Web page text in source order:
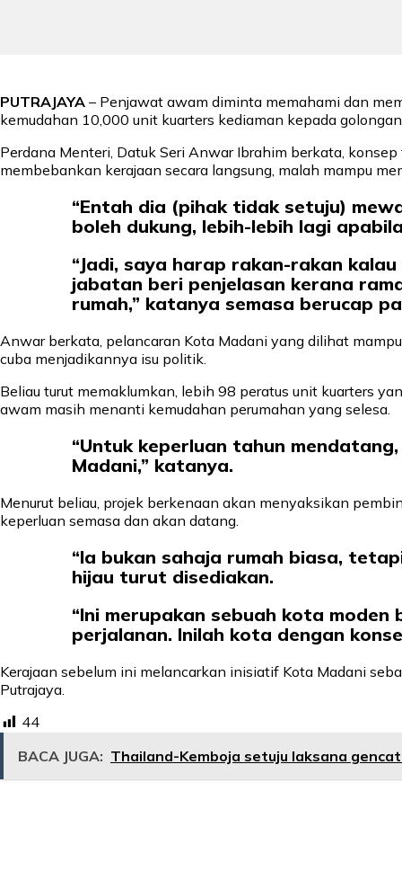
PUTRAJAYA – Penjawat awam diminta memahami dan
kemudahan 10,000 unit kuarters kediaman kepada
Perdana Menteri, Datuk Seri Anwar Ibrahim berkata,
membebankan kerajaan secara langsung, malah mampu
“Entah dia (pihak tidak setuju)
boleh dukung, lebih-lebih lagi
“Jadi, saya harap rakan-rakan
jabatan beri penjelasan kerana
rumah,” katanya semasa berucap
Anwar berkata, pelancaran Kota Madani yang dilihat
cuba menjadikannya isu politik.
Beliau turut memaklumkan, lebih 98 peratus unit kuarters
awam masih menanti kemudahan perumahan yang selesa.
“Untuk keperluan tahun
Madani,” katanya.
Menurut beliau, projek berkenaan akan menyaksikan
keperluan semasa dan akan datang.
“Ia bukan sahaja rumah biasa,
hijau turut disediakan.
“Ini merupakan sebuah kota
perjalanan. Inilah kota dengan
Kerajaan sebelum ini melancarkan inisiatif Kota Madani
Putrajaya.
44
BACA JUGA: Thailand-Kemboja setuju laksana